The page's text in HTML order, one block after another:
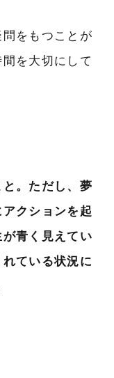
をもつことが
を大切にして
。ただし、夢
クションを起
青く見えてい
ている状況に